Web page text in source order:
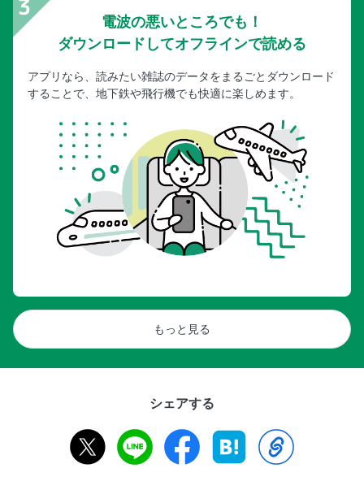
電波の悪いところでも！
ダウンロードしてオフラインで読める
アプリなら、読みたい雑誌のデータをまるごとダウンロード
することで、地下鉄や飛行機でも快適に楽しめます。
もっと見る
シェアする